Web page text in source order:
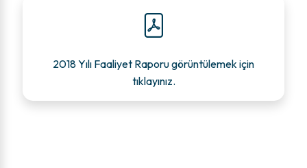
2018 Yılı Faaliyet Raporu görüntülemek için
tıklayınız.